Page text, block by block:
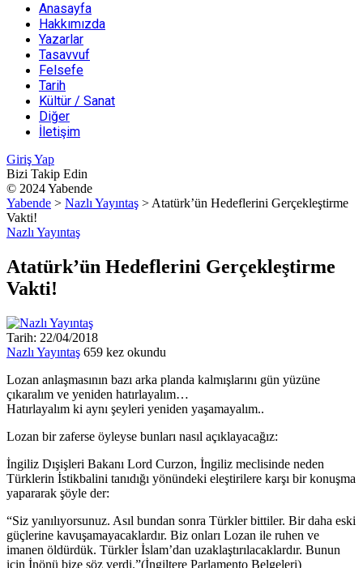
Anasayfa
Hakkımızda
Yazarlar
Tasavvuf
Felsefe
Tarih
Kültür / Sanat
Diğer
İletişim
Giriş Yap
Bizi Takip Edin
© 2024 Yabende
Yabende > Nazlı Yayıntaş > Atatürk’ün Hedeflerini Gerçekleştirme
Vakti!
Nazlı Yayıntaş
Atatürk’ün Hedeflerini Gerçekleştirme
Vakti!
Tarih: 22/04/2018
Nazlı Yayıntaş 659 kez okundu
Lozan anlaşmasının bazı arka planda kalmışlarını gün yüzüne
çıkaralım ve yeniden hatırlayalım…
Hatırlayalım ki aynı şeyleri yeniden yaşamayalım..
Lozan bir zaferse öyleyse bunları nasıl açıklayacağız:
İngiliz Dışişleri Bakanı Lord Curzon, İngiliz meclisinde neden
Türklerin İstikbalini tanıdığı yönündeki eleştirilere karşı bir konuşma
yapararak şöyle der:
“Siz yanılıyorsunuz. Asıl bundan sonra Türkler bittiler. Bir daha eski
güçlerine kavuşamayacaklardır. Biz onları Lozan ile ruhen ve
imanen öldürdük. Türkler İslam’dan uzaklaştırılacaklardır. Bunun
için İnönü bize söz verdi.”(İngiltere Parlamento Belgeleri)